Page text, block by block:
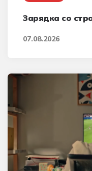
Зарядка со
07.08.2026